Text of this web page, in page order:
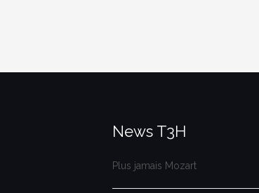
News T3H
Plus jamais Mozart